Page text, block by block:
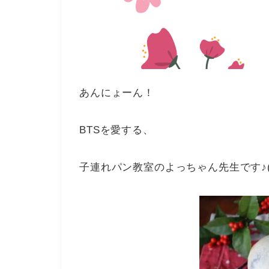
あんにょーん！
BTSを愛する、
子連れパン教室のよっちゃん先生です